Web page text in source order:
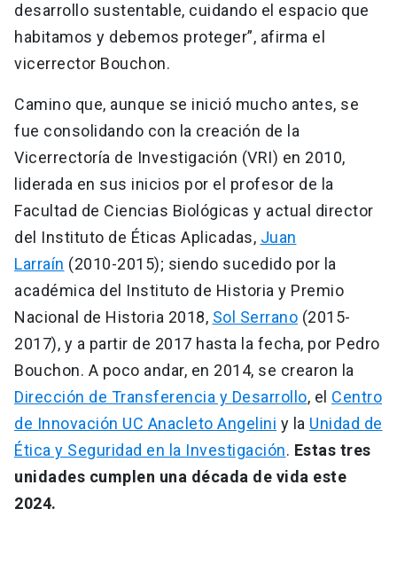
desarrollo sustentable, cuidando el espacio que
habitamos y debemos proteger”, afirma el
vicerrector Bouchon.
Camino que, aunque se inició mucho antes, se
fue consolidando con la creación de la
Vicerrectoría de Investigación (VRI) en 2010,
liderada en sus inicios por el profesor de la
Facultad de Ciencias Biológicas y actual director
del Instituto de Éticas Aplicadas, Juan
Larraín (2010-2015); siendo sucedido por la
académica del Instituto de Historia y Premio
Nacional de Historia 2018, Sol Serrano (2015-
2017), y a partir de 2017 hasta la fecha, por Pedro
Bouchon. A poco andar, en 2014, se crearon la
Dirección de Transferencia y Desarrollo, el Centro
de Innovación UC Anacleto Angelini y la Unidad de
Ética y Seguridad en la Investigación. Estas tres
unidades cumplen una década de vida este
2024.